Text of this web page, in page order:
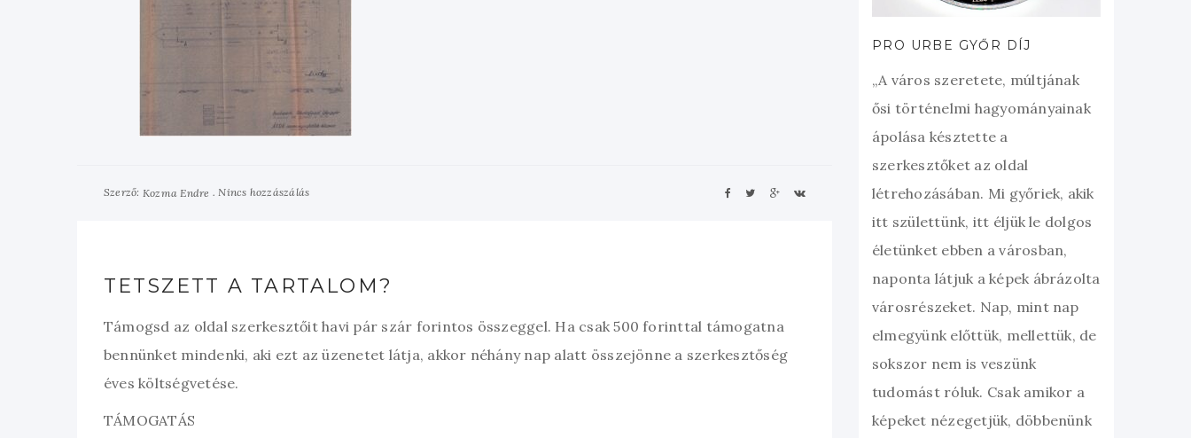
Szerző: Kozma Endre Nincs hozzászálás
TETSZETT A TARTALOM?
Támogsd az oldal szerkesztőit havi pár szár forintos összeggel. Ha csak 500 forinttal támogatna
bennünket mindenki, aki ezt az üzenetet látja, akkor néhány nap alatt összejönne a szerkesztőség
éves költségvetése.
TÁMOGATÁS
PRO URBE GYŐR DÍJ
„A város szeretete, múltjának
ősi történelmi hagyományainak
ápolása késztette a
szerkesztőket az oldal
létrehozásában. Mi győriek, akik
itt születtünk, itt éljük le dolgos
életünket ebben a városban,
naponta látjuk a képek ábrázolta
városrészeket. Nap, mint nap
elmegyünk előttük, mellettük, de
sokszor nem is veszünk
tudomást róluk. Csak amikor a
képeket nézegetjük, döbbenünk